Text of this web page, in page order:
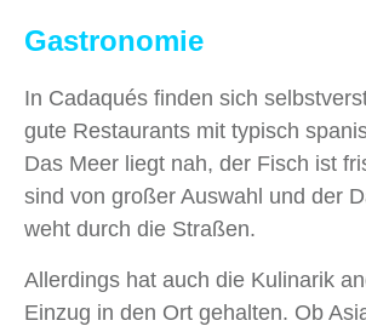
Gastronomie
In Cadaqués finden sich
gute Restaurants mit typisch
Das Meer liegt nah, der Fisch ist
sind von großer Auswahl und der
weht durch die Straßen.
Allerdings hat auch die Kulinarik
Einzug in den Ort gehalten. Ob